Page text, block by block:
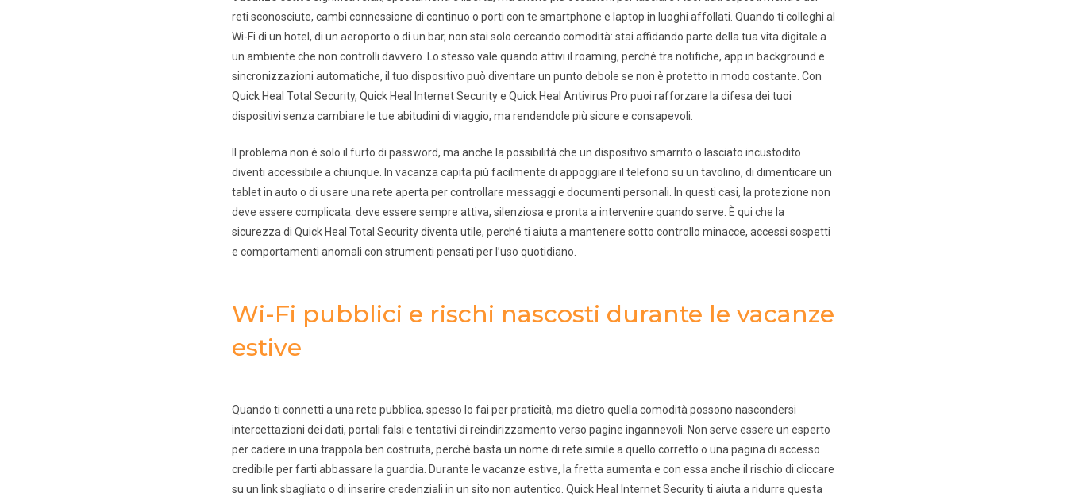
reti sconosciute, cambi connessione di continuo o porti con te smartphone e laptop in luoghi affollati. Quando ti colleghi al
Wi-Fi di un hotel, di un aeroporto o di un bar, non stai solo cercando comodità: stai affidando parte della tua vita digitale a
un ambiente che non controlli davvero. Lo stesso vale quando attivi il roaming, perché tra notifiche, app in background e
sincronizzazioni automatiche, il tuo dispositivo può diventare un punto debole se non è protetto in modo costante. Con
Quick Heal Total Security, Quick Heal Internet Security e Quick Heal Antivirus Pro puoi rafforzare la difesa dei tuoi
dispositivi senza cambiare le tue abitudini di viaggio, ma rendendole più sicure e consapevoli.
Il problema non è solo il furto di password, ma anche la possibilità che un dispositivo smarrito o lasciato incustodito
diventi accessibile a chiunque. In vacanza capita più facilmente di appoggiare il telefono su un tavolino, di dimenticare un
tablet in auto o di usare una rete aperta per controllare messaggi e documenti personali. In questi casi, la protezione non
deve essere complicata: deve essere sempre attiva, silenziosa e pronta a intervenire quando serve. È qui che la
sicurezza di Quick Heal Total Security diventa utile, perché ti aiuta a mantenere sotto controllo minacce, accessi sospetti
e comportamenti anomali con strumenti pensati per l’uso quotidiano.
Wi-Fi pubblici e rischi nascosti durante le vacanze
estive
Quando ti connetti a una rete pubblica, spesso lo fai per praticità, ma dietro quella comodità possono nascondersi
intercettazioni dei dati, portali falsi e tentativi di reindirizzamento verso pagine ingannevoli. Non serve essere un esperto
per cadere in una trappola ben costruita, perché basta un nome di rete simile a quello corretto o una pagina di accesso
credibile per farti abbassare la guardia. Durante le vacanze estive, la fretta aumenta e con essa anche il rischio di cliccare
su un link sbagliato o di inserire credenziali in un sito non autentico. Quick Heal Internet Security ti aiuta a ridurre questa